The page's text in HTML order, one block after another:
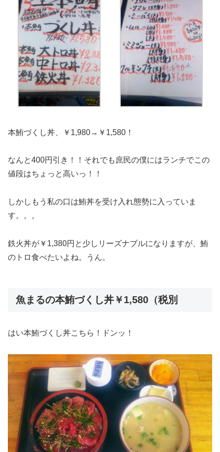
本鮪づくし丼、￥1,980→￥1,580！
なんと400円引き！！それでも庶民の僕にはランチでこの
値段はちょっと高いっ！！
しかしもう私の口は鮪丼を受け入れ態勢に入っていま
す。。。
鉄火丼が￥1,380円と少しリーズナブルになりますが、鮪
のトロ食べたいよね。うん。
魚まるの本鮪づくし丼￥1,580（税別
はい本鮪づくし丼こちら！ドンッ！